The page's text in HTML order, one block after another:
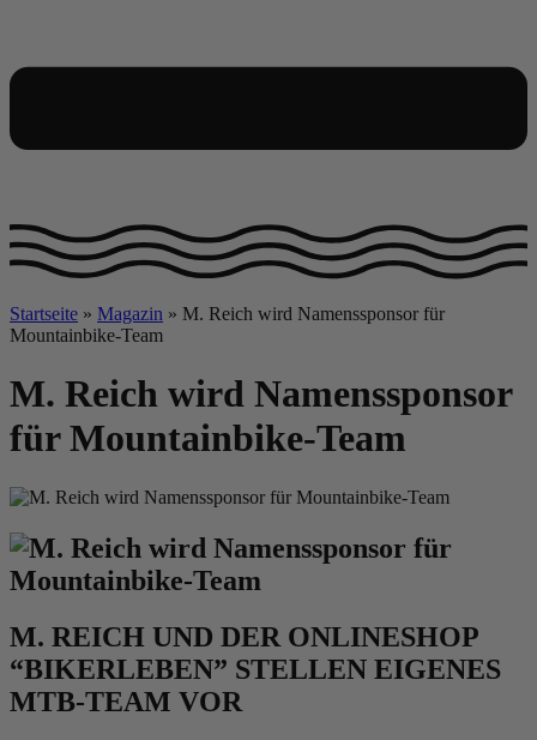
Startseite » Magazin » M. Reich wird Namenssponsor für
Mountainbike-Team
M. Reich wird Namenssponsor
für Mountainbike-Team
M. REICH UND DER ONLINESHOP
“BIKERLEBEN” STELLEN EIGENES
MTB-TEAM VOR